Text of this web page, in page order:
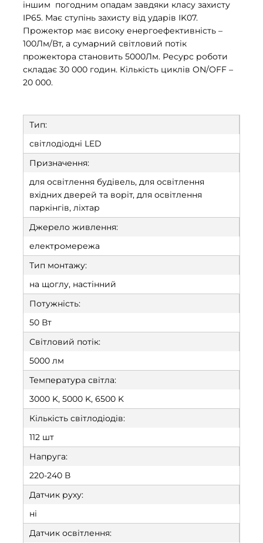
іншим погодним опадам завдяки класу захисту
IP65. Має ступінь захисту від ударів IK07.
Прожектор має високу енергоефективність –
100Лм/Вт, а сумарний світловий потік
прожектора становить 5000Лм. Ресурс роботи
складає 30 000 годин. Кількість циклів ON/OFF –
20 000.
Тип:
світлодіодні LED
Призначення:
для освітлення будівель, для освітлення
вхідних дверей та воріт, для освітлення
паркінгів, ліхтар
Джерело живлення:
електромережа
Тип монтажу:
на щоглу, настінний
Потужність:
50 Вт
Світловий потік:
5000 лм
Температура світла:
3000 K, 5000 K, 6500 K
Кількість світлодіодів:
112 шт
Напруга:
220-240 В
Датчик руху:
ні
Датчик освітлення: